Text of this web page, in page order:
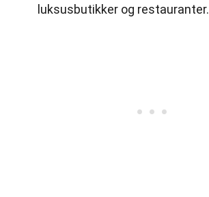
luksusbutikker og restauranter.